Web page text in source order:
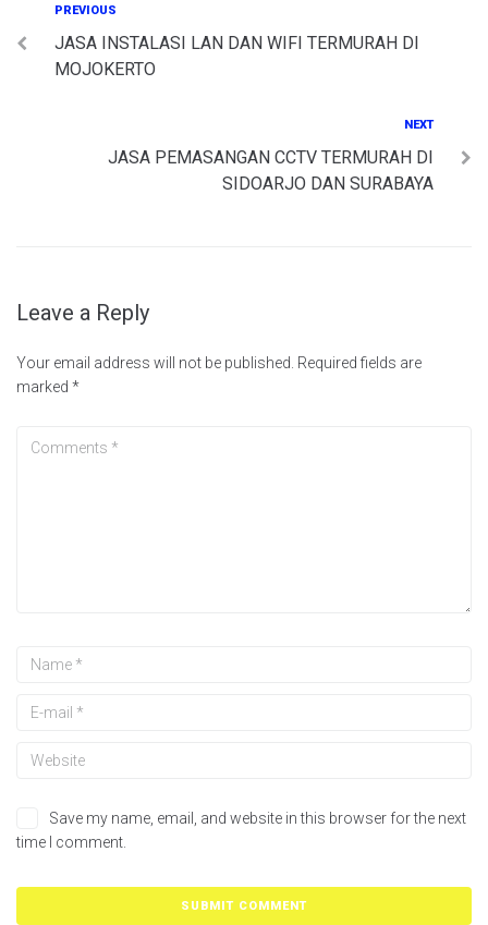
Post
navigation
Previous
PREVIOUS
JASA INSTALASI LAN DAN WIFI TERMURAH DI
MOJOKERTO
NEXT
JASA PEMASANGAN CCTV TERMURAH DI
SIDOARJO DAN SURABAYA
Leave a Reply
Your email address will not be published. Required fields are
marked *
Save my name, email, and website in this browser for the next
time I comment.